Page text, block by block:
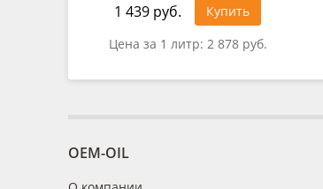
1 439 руб.
Купить
Цена за 1 литр: 2 878 руб.
OEM-OIL